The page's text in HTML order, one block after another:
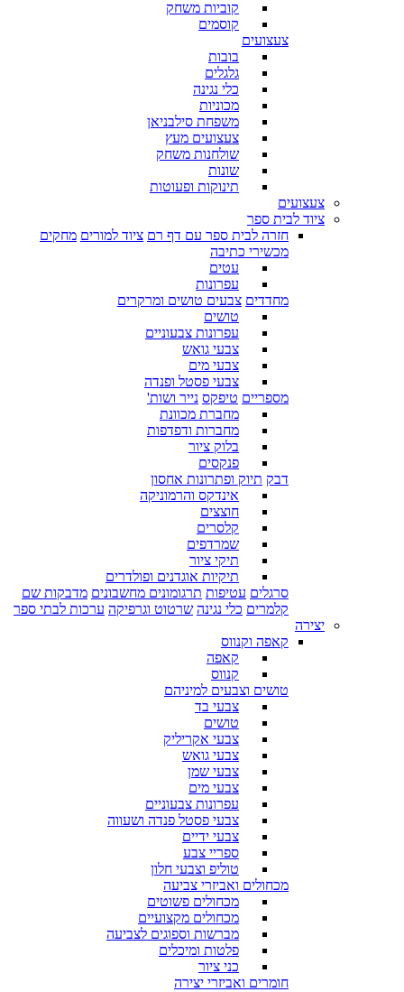
קוביות משחק
קוסמים
צעצועים
בובות
גלגלים
כלי נגינה
מכוניות
משפחת סילבניאן
צעצועים מעץ
שולחנות משחק
שונות
תינוקות ופעוטות
צעצועים
ציוד לבית ספר
חזרה לבית ספר עם דף רם ציוד למורים מחקים
מכשירי כתיבה
עטים
עפרונות
מחדדים צבעים טושים ומרקרים
טושים
עפרונות צבעוניים
צבעי גואש
צבעי מים
צבעי פסטל ופנדה
מספריים טיפקס נייר ושות'
מחברת מכוונת
מחברות ודפדפות
בלוק ציור
פנקסים
דבק תיוק ופתרונות אחסון
אינדקס והרמוניקה
חוצצים
קלסרים
שמרדפים
תיקי ציור
תיקיות אוגדנים ופולדרים
סרגלים עטיפות תרגומונים מחשבונים מדבקות שם
קלמרים כלי נגינה שרטוט וגרפיקה ערכות לבתי ספר
יצירה
קאפה וקנווס
קאפה
קנווס
טושים וצבעים למיניהם
צבעי בד
טושים
צבעי אקריליק
צבעי גואש
צבעי שמן
צבעי מים
עפרונות צבעוניים
צבעי פסטל פנדה ושעווה
צבעי ידיים
ספריי צבע
טוליפ וצבעי חלון
מכחולים ואביזרי צביעה
מכחולים פשוטים
מכחולים מקצועיים
מברשות וספוגים לצביעה
פלטות ומיכלים
כני ציור
חומרים ואביזרי יצירה